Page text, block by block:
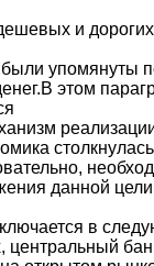
и
упомянуты
этом
данной
в
центральный